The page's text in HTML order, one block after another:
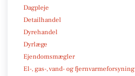
Dagpleje
Detailhandel
Dyrehandel
Dyrlæge
Ejendomsmægler
El-, gas-, vand- og fjernvarmeforsyning